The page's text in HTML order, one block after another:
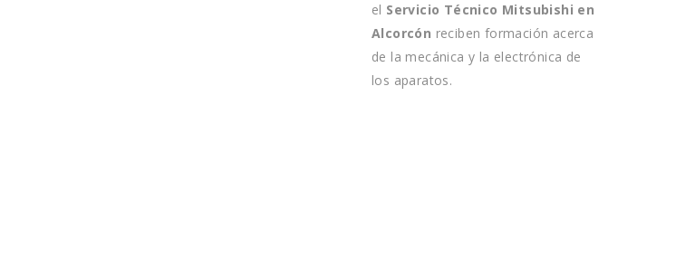
el Servicio Técnico Mitsubishi en
Alcorcón reciben formación acerca
de la mecánica y la electrónica de
los aparatos.